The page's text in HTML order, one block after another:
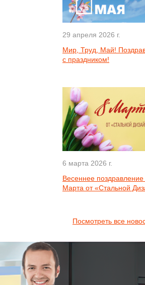
29 апреля 2026 г.
Мир, Труд, Май!
с праздником!
6 марта 2026 г.
Весеннее поздравление
Марта от «Стальной
Посмотреть все